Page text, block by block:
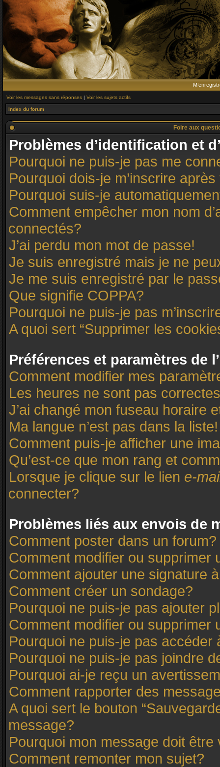
Voir les messages sans réponses | Voir les sujets actifs
Index du forum
Foire aux
Problèmes d’identification et
Pourquoi ne puis-je pas me
Pourquoi dois-je m’inscrire après
Pourquoi suis-je
Comment empêcher mon nom
connectés?
J’ai perdu mon mot de passe!
Je suis enregistré mais je ne
Je me suis enregistré par le
Que signifie COPPA?
Pourquoi ne puis-je pas
A quoi sert “Supprimer les
Préférences et paramètres de
Comment modifier mes
Les heures ne sont pas
J’ai changé mon fuseau horaire
Ma langue n’est pas dans la liste!
Comment puis-je afficher une
Qu’est-ce que mon rang et
Lorsque je clique sur le lien e-
connecter?
Problèmes liés aux envois de
Comment poster dans un forum?
Comment modifier ou supprimer
Comment ajouter une signature
Comment créer un sondage?
Pourquoi ne puis-je pas ajouter
Comment modifier ou supprimer
Pourquoi ne puis-je pas accéder
Pourquoi ne puis-je pas joindre
Pourquoi ai-je reçu un
Comment rapporter des
A quoi sert le bouton
message?
Pourquoi mon message doit être
Comment remonter mon sujet?